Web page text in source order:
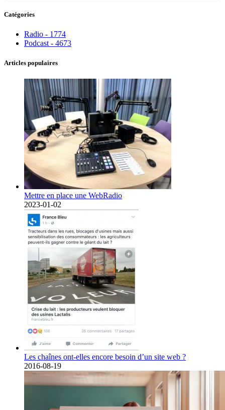
Catégories
Radio - 1774
Podcast - 4673
Articles populaires
Mettre en place une WebRadio
2023-01-02
Les chaînes ont-elles encore besoin d’un site web ?
2016-08-19